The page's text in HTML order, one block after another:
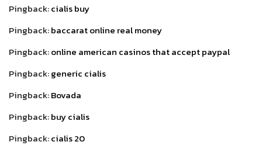
Pingback:cialis buy
Pingback:baccarat online real money
Pingback:online american casinos that accept paypal
Pingback:generic cialis
Pingback:Bovada
Pingback:buy cialis
Pingback:cialis 20